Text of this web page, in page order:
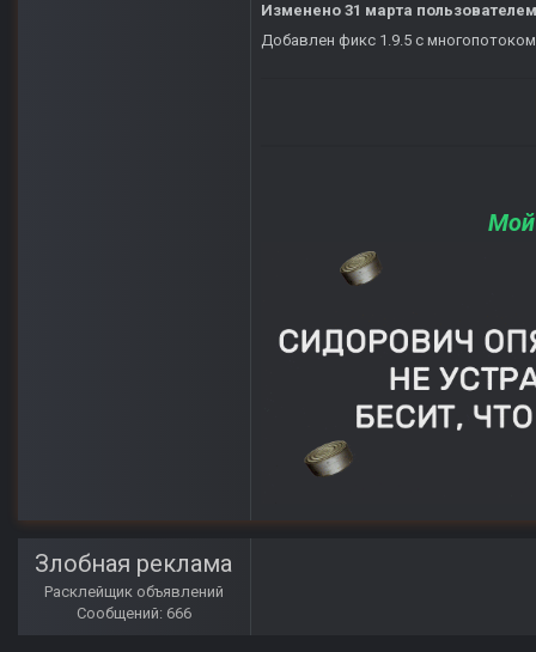
Изменено 31 марта
Добавлен фикс 1.9.5 с
Злобная реклама
Расклейщик объявлений
Сообщений: 666